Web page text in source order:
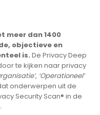
meer dan 1400
objectieve en
is. De Privacy Deep
te kijken naar privacy
, ‘Operationeel’
onderwerpen uit de
Security Scan® in de